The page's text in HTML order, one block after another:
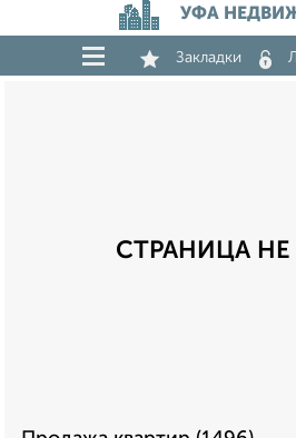
УФА
Закладки
СТРАНИЦА